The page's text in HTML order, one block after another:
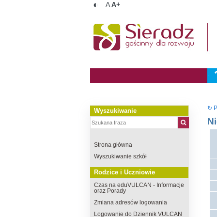
◐ A A+
Wyszukiwanie
Strona główna
Wyszukiwanie szkół
Rodzice i Uczniowie
Czas na eduVULCAN - Informacje
oraz Porady
Zmiana adresów logowania
Logowanie do Dziennik VULCAN
↻